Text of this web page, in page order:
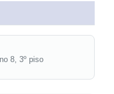
8, 3º piso